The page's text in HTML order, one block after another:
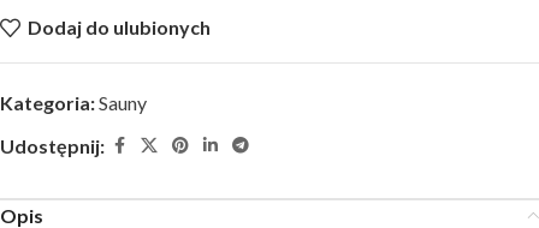
Dodaj do ulubionych
Kategoria:Sauny
Udostępnij:
Opis